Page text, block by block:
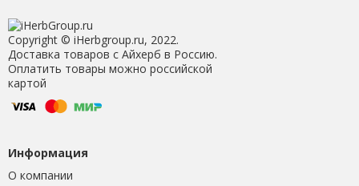
Copyright © iHerbgroup.ru, 2022.
Доставка товаров с Айхерб в Россию.
Оплатить товары можно российской
картой
Информация
О компании